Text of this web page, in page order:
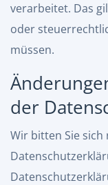
verarbeitet. Das
oder
müssen.
der
Wir bitten Sie